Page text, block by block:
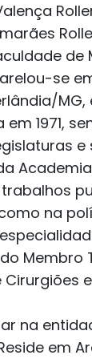
de
se
MG,
1971,
e
trabalhos
na
Membro
Cirurgiões
na
em